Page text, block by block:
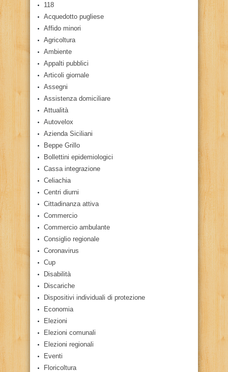
118
Acquedotto pugliese
Affido minori
Agricoltura
Ambiente
Appalti pubblici
Articoli giornale
Assegni
Assistenza domiciliare
Attualità
Autovelox
Azienda Siciliani
Beppe Grillo
Bollettini epidemiologici
Cassa integrazione
Celiachia
Centri diurni
Cittadinanza attiva
Commercio
Commercio ambulante
Consiglio regionale
Coronavirus
Cup
Disabilità
Discariche
Dispositivi individuali di protezione
Economia
Elezioni
Elezioni comunali
Elezioni regionali
Eventi
Floricoltura